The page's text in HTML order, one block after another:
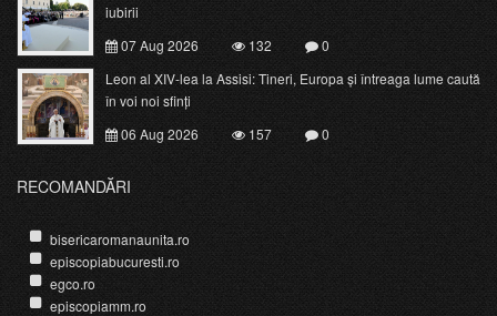
iubirii
07 Aug 2026
132
0
Leon al XIV-lea la Assisi: Tineri, Europa și întreaga lume caută
în voi noi sfinți
06 Aug 2026
157 0
RECOMANDĂRI
bisericaromanaunita.ro
episcopiabucuresti.ro
egco.ro
episcopiamm.ro